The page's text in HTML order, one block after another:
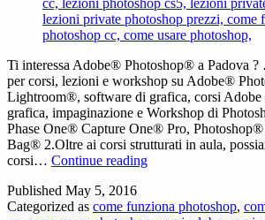
Ti interessa Adobe® Photoshop® a Padova
per corsi, lezioni e workshop su Adobe®
Lightroom®, software di grafica, corsi Adobe
grafica, impaginazione e Workshop di
Phase One® Capture One® Pro, Photoshop®
Bag® 2.Oltre ai corsi strutturati in aula,
corsi… Continue readingAdobe
–
Published May 5, 2016
Categorized as come funziona photoshop,